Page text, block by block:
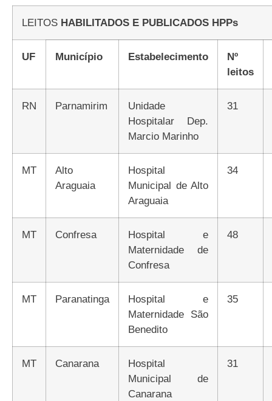
LEITOS HABILITADOS E PUBLICADOS HPPs
UF Município Estabelecimento
Nº
leitos
RN Parnamirim
Unidade
Hospitalar Dep.
Marcio Marinho
31
MT
Alto
Araguaia
Hospital
Municipal de Alto
Araguaia
34
MT Confresa
Hospital e
Maternidade de
Confresa
48
MT Paranatinga
Hospital e
Maternidade São
Benedito
35
MT Canarana
Hospital
Municipal de
Canarana
31